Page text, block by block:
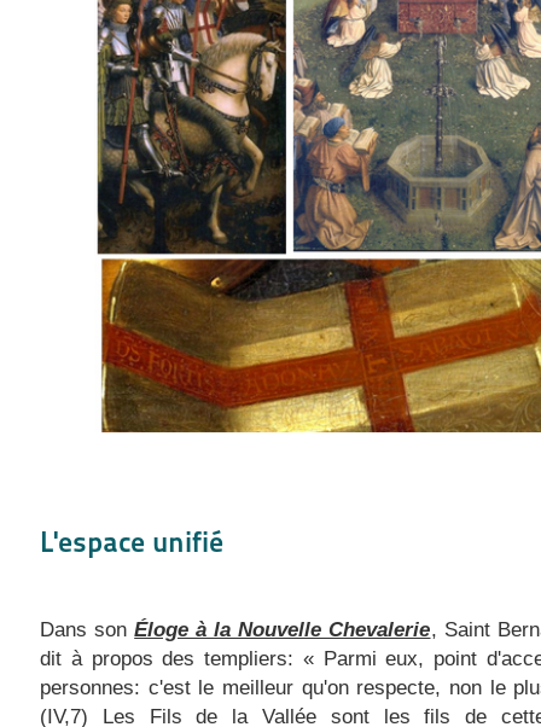
L'espace unifié
Dans sonÉloge à la Nouvelle Chevalerie, Saint
dit à propos des templiers: « Parmi eux, point
personnes: c'est le meilleur qu'on respecte, non le
(IV,7) Les Fils de la Vallée sont les fils de